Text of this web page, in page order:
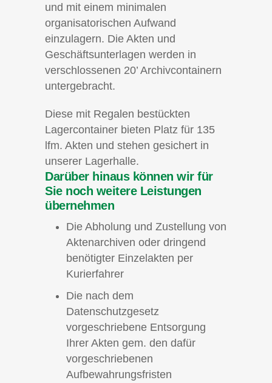
und mit einem minimalen
organisatorischen Aufwand
einzulagern. Die Akten und
Geschäftsunterlagen werden in
verschlossenen 20’ Archivcontainern
untergebracht.
Diese mit Regalen bestückten
Lagercontainer bieten Platz für 135
lfm. Akten und stehen gesichert in
unserer Lagerhalle.
Darüber hinaus können wir für
Sie noch weitere Leistungen
übernehmen
Die Abholung und Zustellung von
Aktenarchiven oder dringend
benötigter Einzelakten per
Kurierfahrer
Die nach dem
Datenschutzgesetz
vorgeschriebene Entsorgung
Ihrer Akten gem. den dafür
vorgeschriebenen
Aufbewahrungsfristen